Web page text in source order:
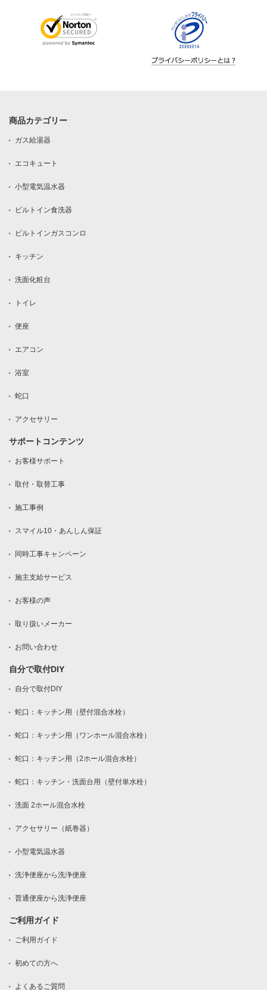
商品カテゴリー
ガス給湯器
エコキュート
小型電気温水器
ビルトイン食洗器
ビルトインガスコンロ
キッチン
洗面化粧台
トイレ
便座
エアコン
浴室
蛇口
アクセサリー
サポートコンテンツ
お客様サポート
取付・取替工事
施工事例
スマイル10・あんしん保証
同時工事キャンペーン
施主支給サービス
お客様の声
取り扱いメーカー
お問い合わせ
自分で取付DIY
自分で取付DIY
蛇口：キッチン用（壁付混合水栓）
蛇口：キッチン用（ワンホール混合水栓）
蛇口：キッチン用（2ホール混合水栓）
蛇口：キッチン・洗面台用（壁付単水栓）
洗面 2ホール混合水栓
アクセサリー（紙巻器）
小型電気温水器
洗浄便座から洗浄便座
普通便座から洗浄便座
ご利用ガイド
ご利用ガイド
初めての方へ
よくあるご質問